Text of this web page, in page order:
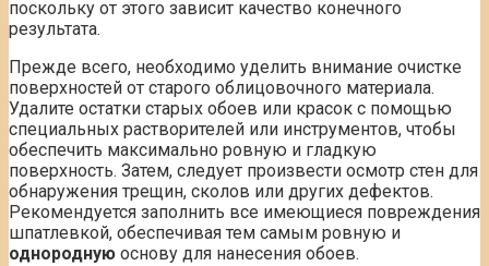
поскольку от этого зависит качество конечного
результата.
Прежде всего, необходимо уделить внимание очистке
поверхностей от старого облицовочного материала.
Удалите остатки старых обоев или красок с помощью
специальных растворителей или инструментов, чтобы
обеспечить максимально ровную и гладкую
поверхность. Затем, следует произвести осмотр стен для
обнаружения трещин, сколов или других дефектов.
Рекомендуется заполнить все имеющиеся повреждения
шпатлевкой, обеспечивая тем самым ровную и
однородную основу для нанесения обоев.